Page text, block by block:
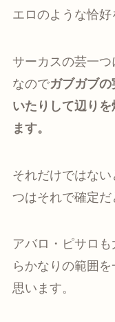
エロのような恰好
サーカスの芸一つ
なのでガブガブの
いたりして辺り
ます。
それだけではな
つはそれで確定だ
アバロ・ピサロ
らかなりの範囲
思います。